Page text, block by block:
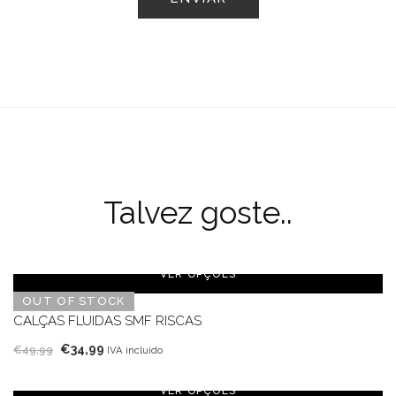
Talvez goste..
OUT OF STOCK
VER OPÇÕES
CALÇAS FLUIDAS SMF RISCAS
€49,99 O
original
€34,99 O
atual
IVA incluído
VER OPÇÕES